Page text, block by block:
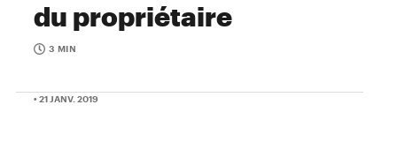
du propriétaire
3 MIN
• 21 JANV. 2019